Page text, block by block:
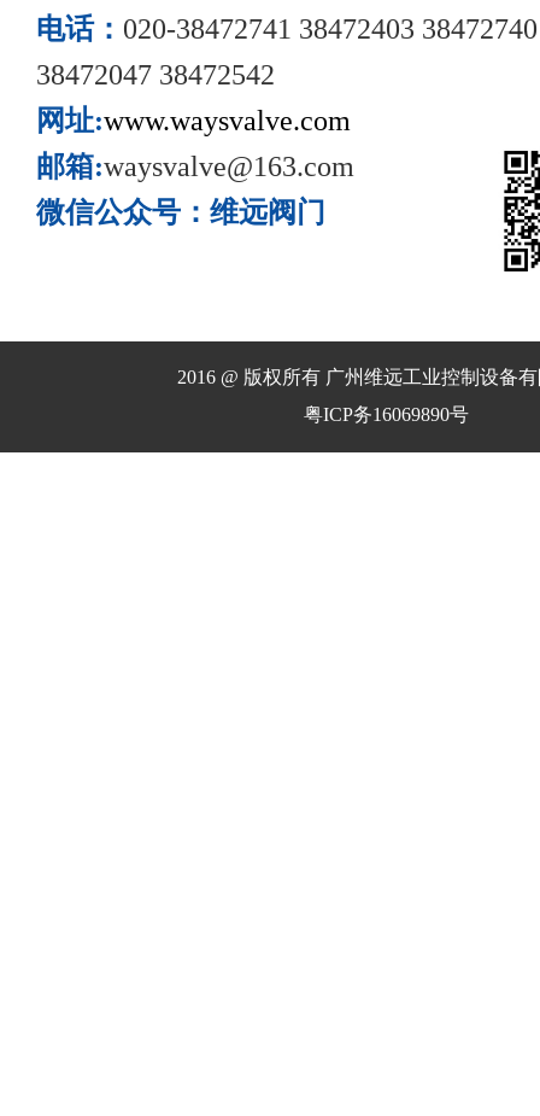
电话： 020-38472741 38472403
38472047 38472542
网址:www.waysvalve.com
邮箱:waysvalve@163.com
微信公众号：维远阀门
2016 @ 版权所有 广州维远工业控制设备
粤ICP务16069890号